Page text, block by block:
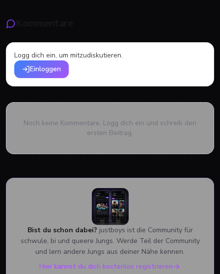
Logg dich ein, um mitzudiskutieren.
Einloggen
Noch keine Kommentare. Logg dich ein und schreib den
ersten Beitrag.
Bist du schon dabei? justboys ist die Community für
schwule, bi und queere Jungs. Werde Teil der Community
und lern andere Jungs aus deiner Nähe kennen.
Hier kannst du dich kostenlos registrieren